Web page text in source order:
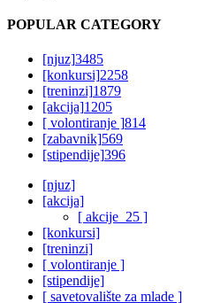
POPULAR CATEGORY
[njuz]3485
[konkursi]2258
[treninzi]1879
[akcija]1205
[ volontiranje ]814
[zabavnik]569
[stipendije]396
[njuz]
[akcija]
[ akcije_25 ]
[konkursi]
[treninzi]
[ volontiranje ]
[stipendije]
[ savetovalište za mlade ]